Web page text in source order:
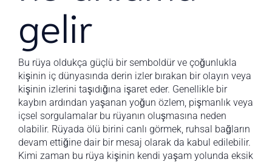
gelir
Bu rüya oldukça güçlü bir semboldür ve çoğunlukla
kişinin iç dünyasında derin izler bırakan bir olayın veya
kişinin izlerini taşıdığına işaret eder. Genellikle bir
kaybın ardından yaşanan yoğun özlem, pişmanlık veya
içsel sorgulamalar bu rüyanın oluşmasına neden
olabilir. Rüyada ölü birini canlı görmek, ruhsal bağların
devam ettiğine dair bir mesaj olarak da kabul edilebilir.
Kimi zaman bu rüya kişinin kendi yaşam yolunda eksik